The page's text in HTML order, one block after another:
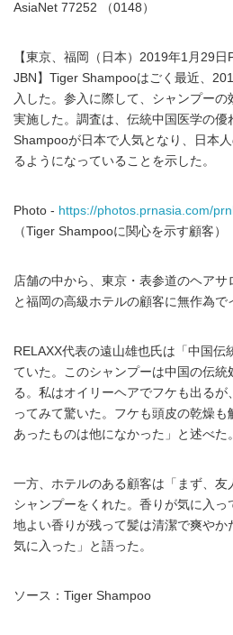
AsiaNet 77252 （0148）
【東京、福岡（日本）2019年1月29
JBN】Tiger Shampooはごく最近、
入した。参入に際して、シャンプー
実施した。調査は、伝統中国医学の優
Shampooが日本で人気となり、日本
るようになっていることを示した。
Photo - https://photos.prnasia.com/
（Tiger Shampooに関心を示す顧客）
店舗の中から、東京・表参道のヘアサ
と福岡の高級ホテルの顧客に無作為で
RELAXX代表の遠山雄也氏は「中国伝
ていた。このシャンプーは中国の伝
る。私はオイリーヘアでフケも出る
ってみて驚いた。フケも頭皮の乾燥
あったものは他になかった」と述べた。
一方、ホテルのある顧客は「まず、
シャンプーをくれた。香りが気に入
地よい香りが残って髪は清潔で爽やか
気に入った」と語った。
ソース：Tiger Shampoo